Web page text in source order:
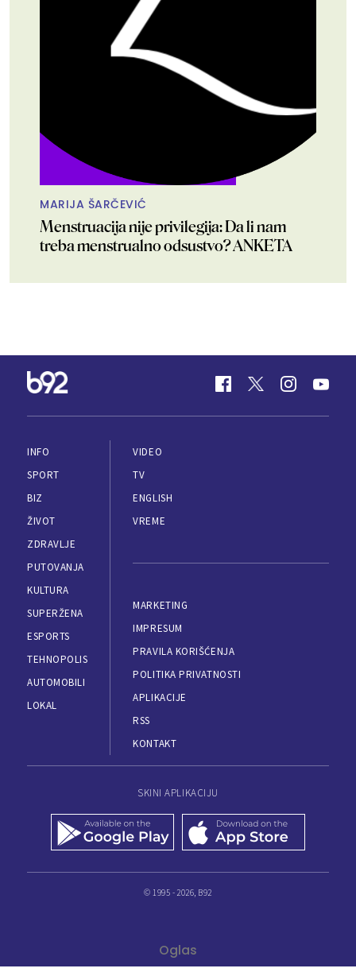
MARIJA ŠARČEVIĆ
Menstruacija nije privilegija: Da li nam
treba menstrualno odsustvo? ANKETA
INFO
SPORT
BIZ
ŽIVOT
ZDRAVLJE
PUTOVANJA
KULTURA
SUPERŽENA
ESPORTS
TEHNOPOLIS
AUTOMOBILI
LOKAL
VIDEO
TV
ENGLISH
VREME
MARKETING
IMPRESUM
PRAVILA KORIŠĆENJA
POLITIKA PRIVATNOSTI
APLIKACIJE
RSS
KONTAKT
SKINI APLIKACIJU
© 1995 - 2026, B92